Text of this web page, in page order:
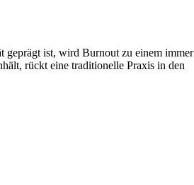
geprägt ist, wird Burnout zu einem immer
rückt eine traditionelle Praxis in den